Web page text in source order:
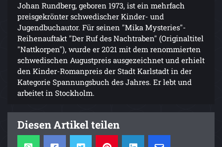
Johan Rundberg, geboren 1973, ist ein mehrfach
preisgekrönter schwedischer Kinder- und
Jugendbuchautor. Für seinen "Mika Mysteries"-
Reihenauftakt "Der Ruf des Nachtraben" (Originaltitel
"Nattkorpen"), wurde er 2021 mit dem renommierten
schwedischen Augustpreis ausgezeichnet und erhielt
den Kinder-Romanpreis der Stadt Karlstadt in der
Kategorie Spannungsbuch des Jahres. Er lebt und
arbeitet in Stockholm.
Diesen Artikel teilen